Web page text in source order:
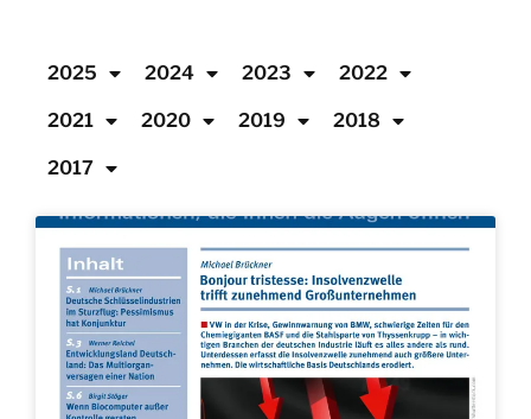
2025 2024 2023 2022
2021 2020 2019 2018
2017